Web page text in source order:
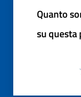
Quanto
su questa